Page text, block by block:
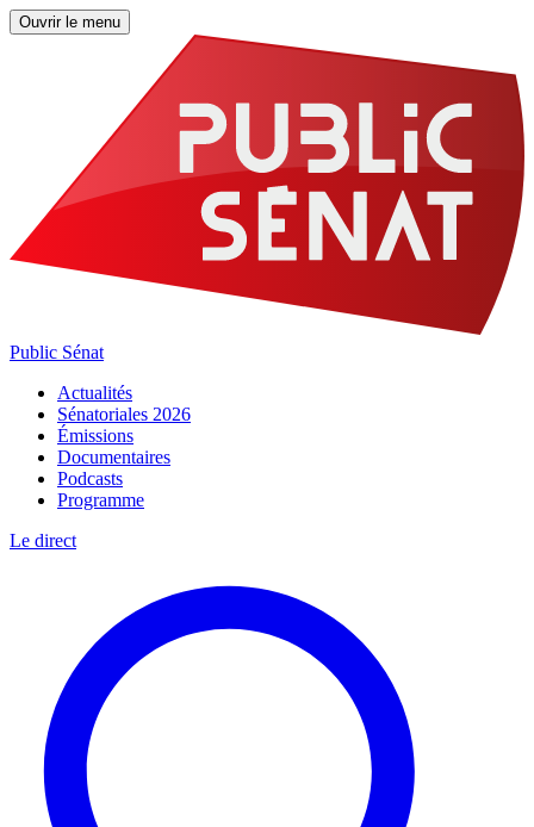
Ouvrir le menu
Public Sénat
Actualités
Sénatoriales 2026
Émissions
Documentaires
Podcasts
Programme
Le direct